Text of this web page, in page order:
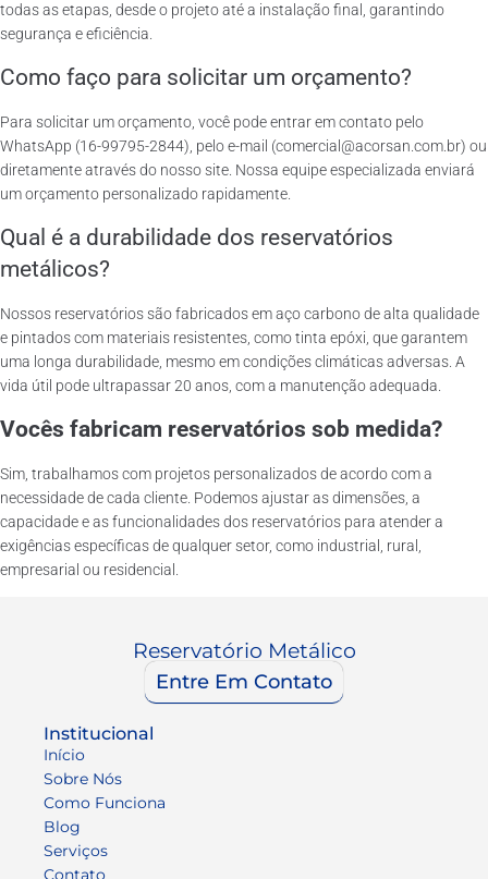
todas as etapas, desde o projeto até a instalação final, garantindo
segurança e eficiência.
Como faço para solicitar um orçamento?
Para solicitar um orçamento, você pode entrar em contato pelo
WhatsApp (16-99795-2844), pelo e-mail (comercial@acorsan.com.br) ou
diretamente através do nosso site. Nossa equipe especializada enviará
um orçamento personalizado rapidamente.
Qual é a durabilidade dos reservatórios
metálicos?
Nossos reservatórios são fabricados em aço carbono de alta qualidade
e pintados com materiais resistentes, como tinta epóxi, que garantem
uma longa durabilidade, mesmo em condições climáticas adversas. A
vida útil pode ultrapassar 20 anos, com a manutenção adequada.
Vocês fabricam reservatórios sob medida?
Sim, trabalhamos com projetos personalizados de acordo com a
necessidade de cada cliente. Podemos ajustar as dimensões, a
capacidade e as funcionalidades dos reservatórios para atender a
exigências específicas de qualquer setor, como industrial, rural,
empresarial ou residencial.
Reservatório Metálico
Entre Em Contato
Institucional
Início
Sobre Nós
Como Funciona
Blog
Serviços
Contato